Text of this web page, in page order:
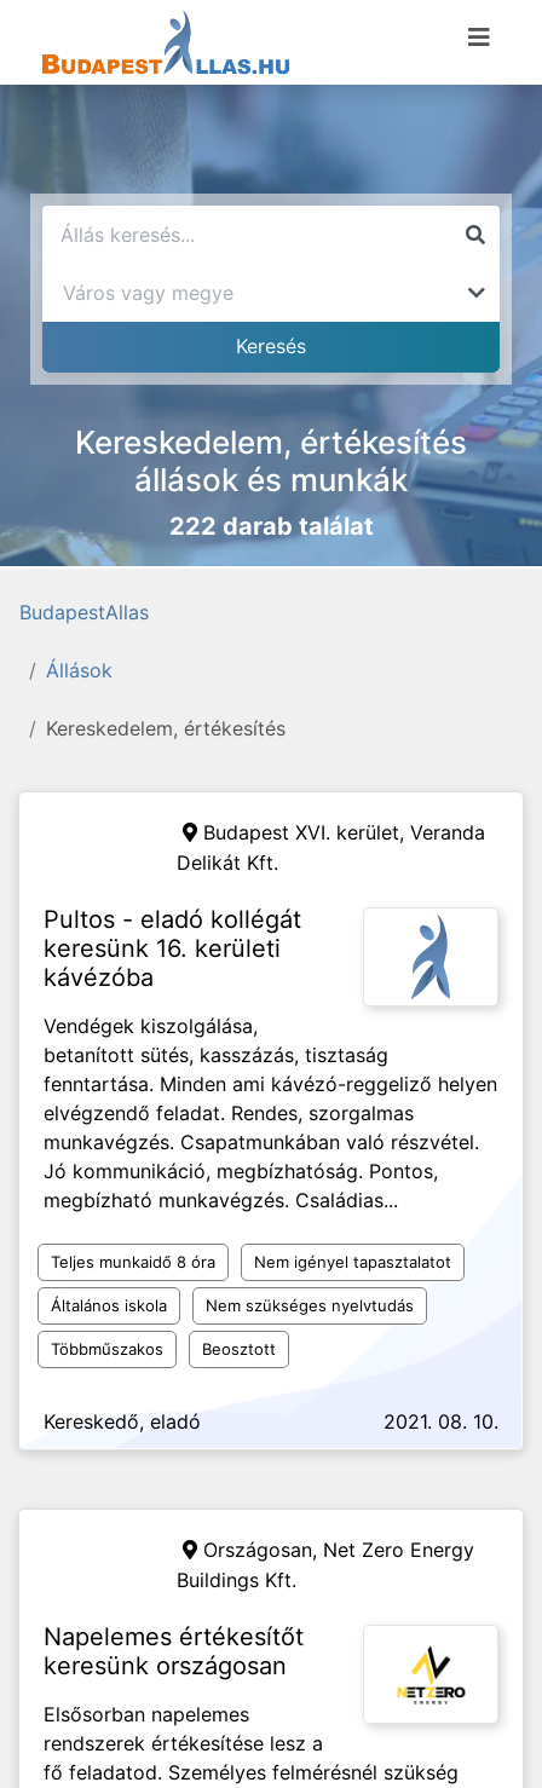
Kereskedelem, értékesítés
állások és munkák
222 darab találat
BudapestAllas
Állások
Kereskedelem, értékesítés
Budapest XVI. kerület, Veranda
Delikát Kft.
Pultos - eladó kollégát
keresünk 16. kerületi
kávézóba
Vendégek kiszolgálása,
betanított sütés, kasszázás, tisztaság
fenntartása. Minden ami kávézó-reggeliző helyen
elvégzendő feladat. Rendes, szorgalmas
munkavégzés. Csapatmunkában való részvétel.
Jó kommunikáció, megbízhatóság. Pontos,
megbízható munkavégzés. Családias...
Teljes munkaidő 8 óra Nem igényel tapasztalatot
Általános iskola Nem szükséges nyelvtudás
Többműszakos Beosztott
Kereskedő, eladó 2021. 08. 10.
Országosan, Net Zero Energy
Buildings Kft.
Napelemes értékesítőt
keresünk országosan
Elsősorban napelemes
rendszerek értékesítése lesz a
fő feladatod. Személyes felmérésnél szükség